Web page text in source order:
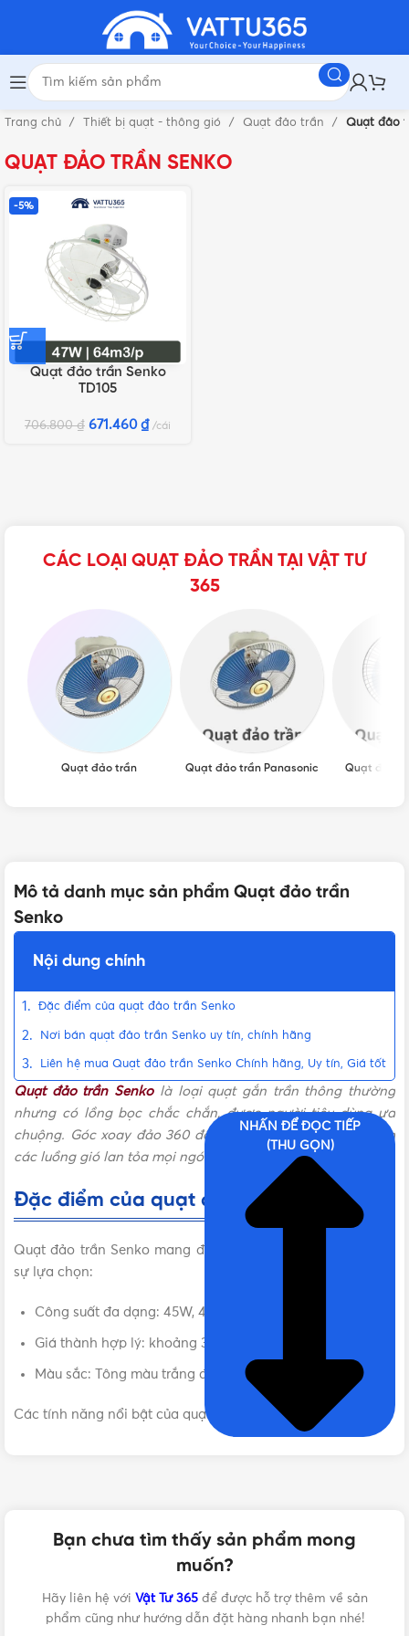
Trang chủ Thiết bị quạt - thông gió Quạt đảo trần Quạt đảo
QUẠT ĐẢO TRẦN SENKO
-5%
Quạt đảo trần Senko
TD105
706.800₫ 671.460 ₫ cái
CÁC LOẠI QUẠT ĐẢO TRẦN TẠI VẬT TƯ
365
Quạt đảo trần Quạt đảo trần Panasonic Quạt đảo
Mô tả danh mục sản phẩm Quạt đảo trần
Senko
Nội dung chính
Đặc điểm của quạt đảo trần Senko
Nơi bán quạt đảo trần Senko uy tín, chính hãng
Liên hệ mua Quạt đảo trần Senko Chính hãng, Uy tín, Giá tốt
Quạt đảo trần Senkolà loại quạt gắn trần thông thường
nhưng có lồng bọc chắc chắn, được người tiêu dùng ưa
chuộng. Góc xoay đảo 360 độ,
quạt đảo trần Senko
tạo ra
các luồng gió lan tỏa mọi ngóc ngách của căn phòng.
Đặc điểm của quạt đảo trần Senko
Quạt đảo trần Senko mang đến cho người tiêu dùng nhiều
sự lựa chọn:
Công suất đa dạng: 45W, 47W, 63W,…
Giá thành hợp lý: khoảng 300.000 – 400.000 VNĐ
Màu sắc: Tông màu trắng đơn giản và tinh tế.
Các tính năng nổi bật của quạt đảo trần Senko:
khả năng xoay 360 độ mang đến làn gió cho mọi góc
phòng.
cầu chì tự động hạn chế cháy nổ, đem lại sự an toàn khi
sử dụng.
NHẤN ĐỂ ĐỌC TIẾP
(THU GỌN)
Bạn chưa tìm thấy sản phẩm mong
muốn?
Hãy liên hệ với Vật Tư 365để được hỗ trợ thêm về sản
phẩm cũng như hướng dẫn đặt hàng nhanh bạn nhé!